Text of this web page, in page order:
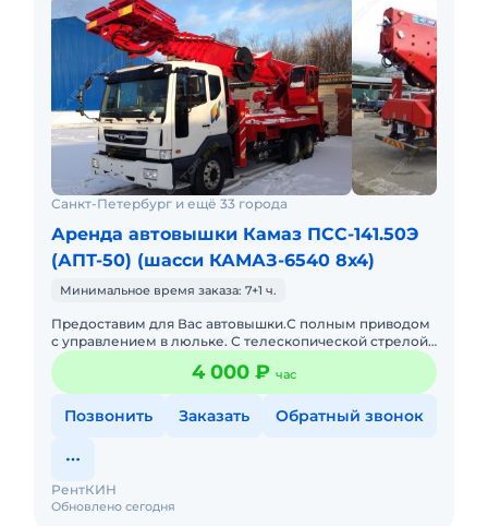
Санкт-Петербург и ещё 33 города
Аренда автовышки Камаз ПСС-141.50Э
(АПТ-50) (шасси КАМАЗ-6540 8х4)
Минимальное время заказа: 7+1 ч.
Предоставим для Вас автовышки.С полным приводом
с управлением в люльке. С телескопической стрелой:
12, 15, 18, 22, 30, 23, 35, 40, 45, 50, 55, 60 и 65 метров. Н
4 000 ₽ час
Позвонить Заказать Обратный звонок
Обновлено сегодня
РентКИН